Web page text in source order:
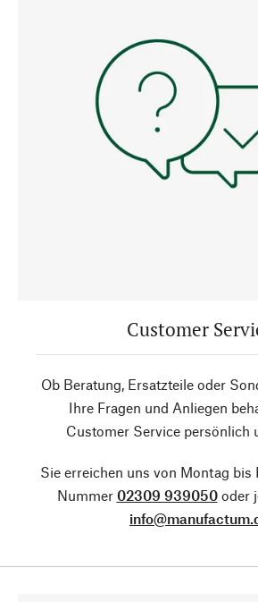
Customer
Ob Beratung, Ersatzteile oder
Ihre Fragen und Anliegen
Customer Service persönlich
Sie erreichen uns von Montag bis
Nummer 02309 939050oder